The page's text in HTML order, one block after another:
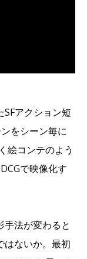
アクション短
をシーン毎に
絵コンテのよう
で映像化す
手法が変わると
はないか。最初